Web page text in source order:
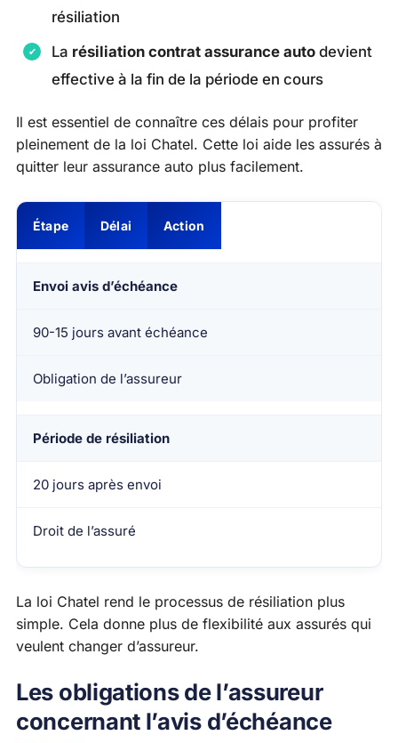
résiliation
La résiliation contrat assurance auto devient
effective à la fin de la période en cours
Il est essentiel de connaître ces délais pour profiter
pleinement de la loi Chatel. Cette loi aide les assurés à
quitter leur assurance auto plus facilement.
Étape Délai Action
Envoi avis d’échéance
90-15 jours avant échéance
Obligation de l’assureur
Période de résiliation
20 jours après envoi
Droit de l’assuré
La loi Chatel rend le processus de résiliation plus
simple. Cela donne plus de flexibilité aux assurés qui
veulent changer d’assureur.
Les obligations de l’assureur
concernant l’avis d’échéance